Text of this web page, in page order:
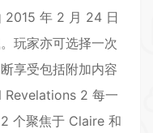
2015 年 2 月 24 日
玩家亦可选择一次
享受包括附加内容
Revelations 2 每一
个聚焦于 Claire 和